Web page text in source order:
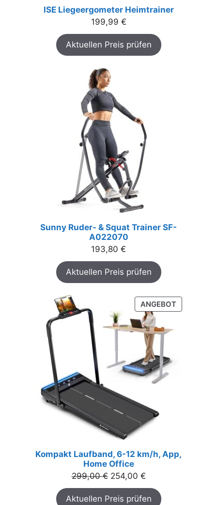
ISE Liegeergometer Heimtrainer
199,99 €
Aktuellen Preis prüfen
Sunny Ruder- & Squat Trainer SF-
A022070
193,80 €
Aktuellen Preis prüfen
ANGEBOTPRODUKT
IM
Kompakt Laufband, 6-12 km/h, App,
Home Office
299,00€ Ursprünglicher
Preis
war:
254,00 €Aktueller
Preis
ist:
Aktuellen Preis prüfen